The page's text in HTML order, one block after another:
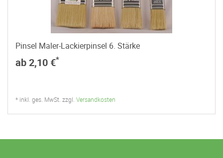
Pinsel Maler-Lackierpinsel 6. Stärke
ab 2,10 €*
* inkl. ges. MwSt. zzgl. Versandkosten